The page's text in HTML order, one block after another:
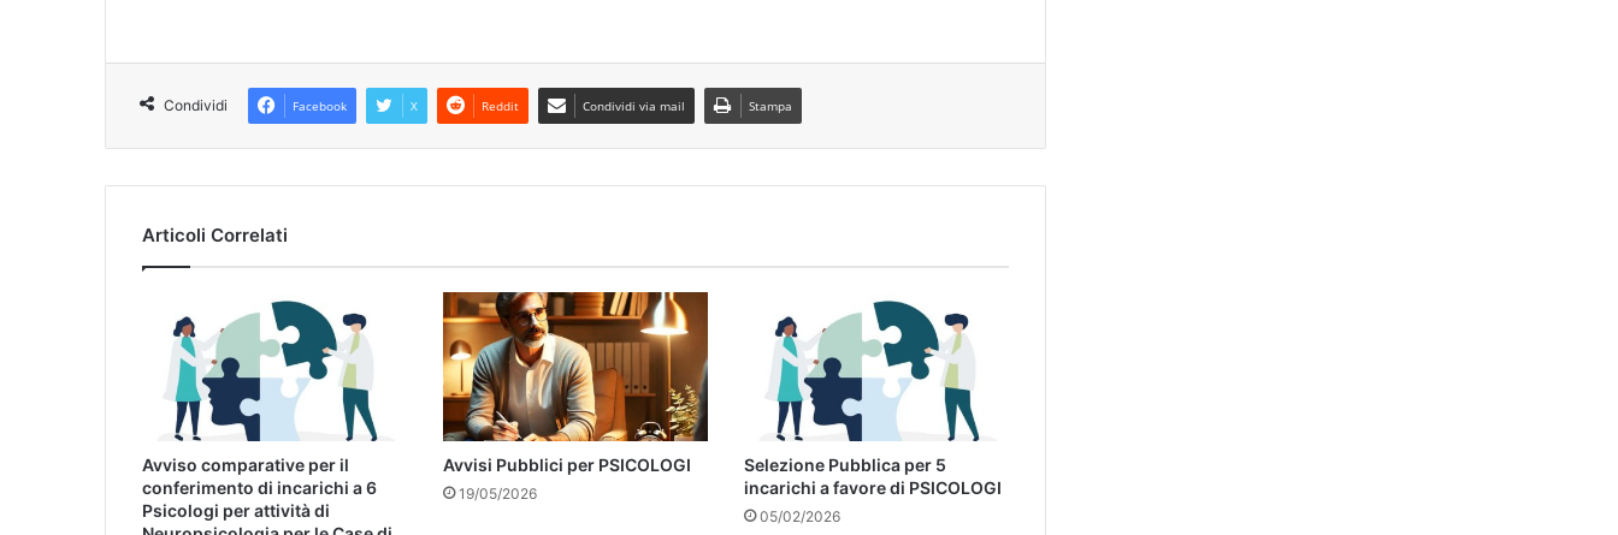
Condividi Facebook X Reddit Condividi via mail Stampa
Articoli Correlati
Avviso comparative per il
conferimento di incarichi a 6
Psicologi per attività di
Avvisi Pubblici per PSICOLOGI
19/05/2026
Selezione Pubblica per 5
incarichi a favore di PSICOLOGI
05/02/2026